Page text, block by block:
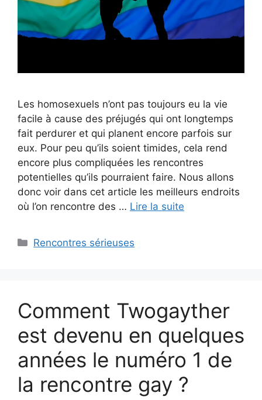
Les homosexuels n’ont pas toujours eu la vie
facile à cause des préjugés qui ont longtemps
fait perdurer et qui planent encore parfois sur
eux. Pour peu qu’ils soient timides, cela rend
encore plus compliquées les rencontres
potentielles qu’ils pourraient faire. Nous allons
donc voir dans cet article les meilleurs endroits
où l’on rencontre des … Lire la suite
Catégories
Rencontres sérieuses
Comment Twogayther
est devenu en quelques
années le numéro 1 de
la rencontre gay ?